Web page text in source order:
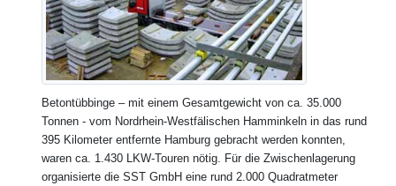
Betontübbinge – mit einem Gesamtgewicht von ca. 35.000
Tonnen - vom Nordrhein-Westfälischen Hamminkeln in das rund
395 Kilometer entfernte Hamburg gebracht werden konnten,
waren ca. 1.430 LKW-Touren nötig. Für die Zwischenlagerung
organisierte die SST GmbH eine rund 2.000 Quadratmeter